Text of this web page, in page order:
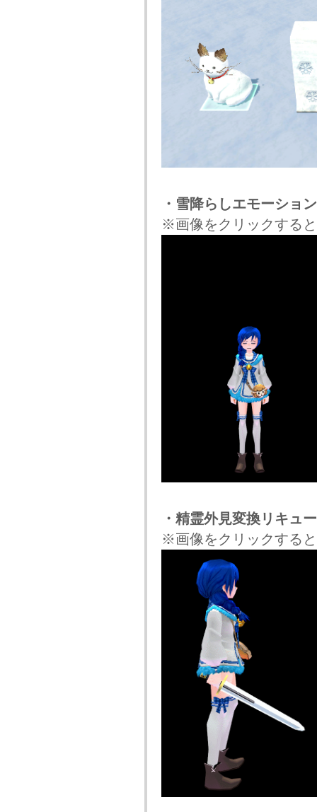
・雪降らしエモーショ
※画像をクリックする
・精霊外見変換リキュ
※画像をクリックする